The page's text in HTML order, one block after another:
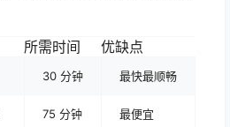
所需时间 优缺点
30 分钟 最快最顺畅
75 分钟 最便宜